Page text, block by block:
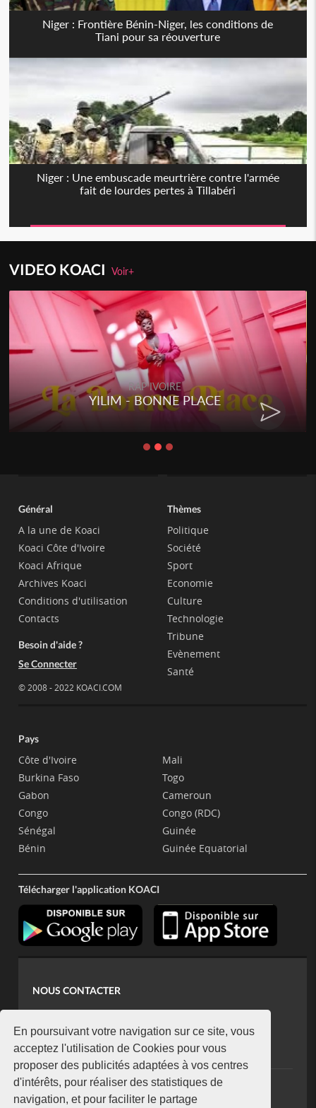
En poursuivant votre navigation sur ce site, vous
acceptez l'utilisation de Cookies pour vous
proposer des publicités adaptées à vos centres
d'intérêts, pour réaliser des statistiques de
navigation, et pour faciliter le partage
Niger : Frontière Bénin-Niger, les conditions de
Tiani pour sa réouverture
Niger : Une embuscade meurtrière contre l'armée
fait de lourdes pertes à Tillabéri
VIDEO KOACIVoir+
RAP IVOIRE
YILIM - BONNE PLACE
Général
A la une de Koaci
Koaci Côte d'Ivoire
Koaci Afrique
Archives Koaci
Conditions d'utilisation
Contacts
Besoin d'aide ?
Se Connecter
© 2008 - 2022 KOACI.COM
Thèmes
Politique
Société
Sport
Economie
Culture
Technologie
Tribune
Evènement
Santé
Pays
Côte d'Ivoire
Burkina Faso
Gabon
Congo
Sénégal
Bénin
Mali
Togo
Cameroun
Congo (RDC)
Guinée
Guinée Equatorial
Télécharger l'application KOACI
NOUS CONTACTER
koaci@yahoo.fr
+225 07 08 85 52 93
NEWSLETTER